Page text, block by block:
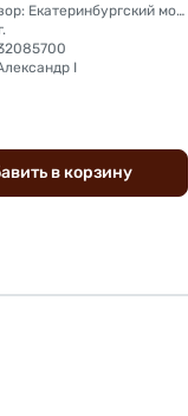
Монетный двор: Екатеринбургский монетный двор
I
вкорзину